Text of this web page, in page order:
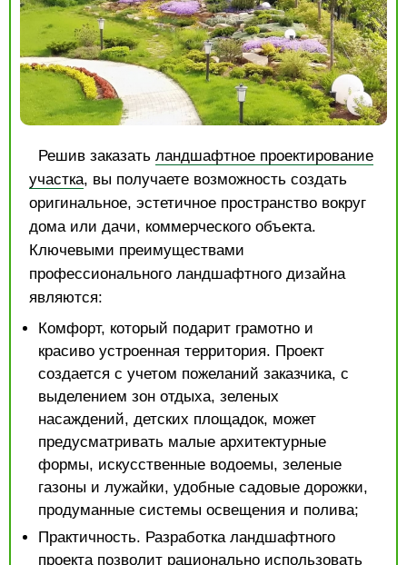
Решив заказать ландшафтное проектирование
участка, вы получаете возможность создать
оригинальное, эстетичное пространство вокруг
дома или дачи, коммерческого объекта.
Ключевыми преимуществами
профессионального ландшафтного дизайна
являются:
Комфорт, который подарит грамотно и
красиво устроенная территория. Проект
создается с учетом пожеланий заказчика, с
выделением зон отдыха, зеленых
насаждений, детских площадок, может
предусматривать малые архитектурные
формы, искусственные водоемы, зеленые
газоны и лужайки, удобные садовые дорожки,
продуманные системы освещения и полива;
Практичность. Разработка ландшафтного
проекта позволит рационально использовать